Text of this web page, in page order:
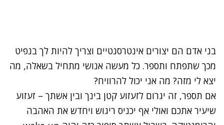
בני אדם הם יצורים אינטרסנטיים וצריך להיות לך בנפיט
מכך שתפתח ותספר. כל מעשה אנושי מתחיל בשאלה, מה
יצא לי מזה? מה אני יכול להרוויח?
אם תספר, זה יגרום לזעזוע קטן בינך ובין אשתך – זעזוע
שיעיר אתכם ואולי אף יכניס ריגוש ויחדש את האהבה